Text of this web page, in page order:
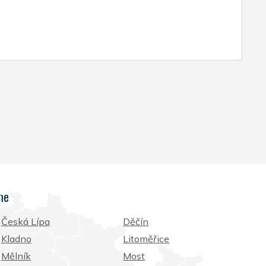
Česká Lípa
Děčín
Kladno
Litoměřice
Mělník
Most